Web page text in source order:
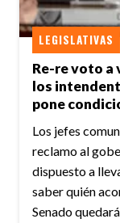
Re-re voto a
los
pone
LEGISLATIVAS
Los jefes
reclamo al
dispuesto a
saber quién
Senado